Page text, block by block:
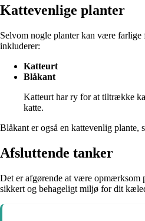
Kattevenlige planter
Selvom nogle planter kan være
inkluderer:
Katteurt
Blåkant
Katteurt har ry for at tiltrække
katte.
Blåkant er også en kattevenlig plante,
Afsluttende tanker
Det er afgørende at være opmærksom
sikkert og behageligt miljø for dit